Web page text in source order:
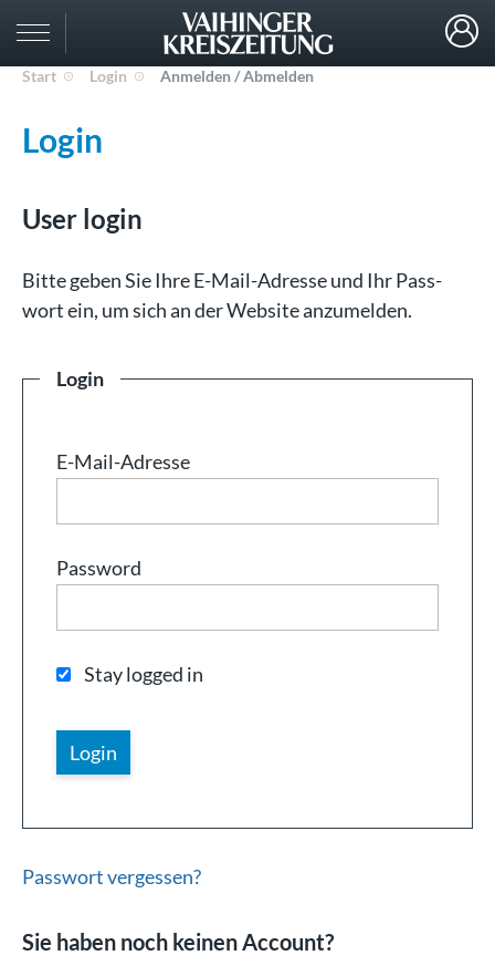
Start Login Anmelden / Abmelden
Login
User login
Bit­te ge­ben Sie Ih­re E-Mail-Adresse und Ihr Pass­
wort ein, um sich an der Web­site an­zu­mel­den.
Login
E-Mail-Adresse
Password
Stay logged in
Passwort vergessen?
Sie haben noch keinen Account?